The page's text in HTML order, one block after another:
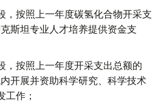
，按照上一年度碳氢化合物开采支
斯坦专业人才培养提供资金支
，按照上一年度开采支出总额的
开展并资助科学研究、科学技术
工作；